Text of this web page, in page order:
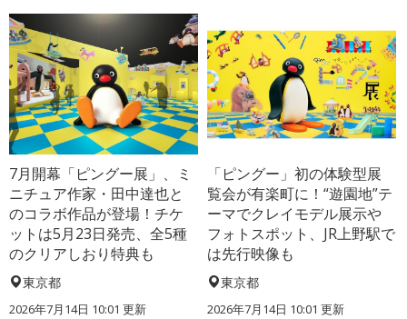
7月開幕「ピングー展」、ミ
ニチュア作家・田中達也と
のコラボ作品が登場！チケ
ットは5月23日発売、全5種
のクリアしおり特典も
東京都
2026年7月14日 10:01 更新
「ピングー」初の体験型展
覧会が有楽町に！“遊園地”テ
ーマでクレイモデル展示や
フォトスポット、JR上野駅で
は先行映像も
東京都
2026年7月14日 10:01 更新